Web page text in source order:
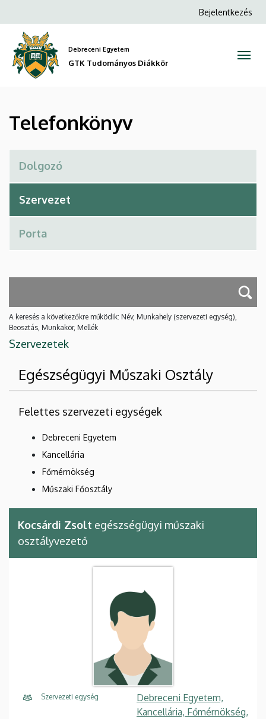
GTK
Tudományos
Diákkör
a
tartalomra
Anonim
Bejelentkezés
Debreceni Egyetem
GTK Tudományos Diákkör
Telefonkönyv
A keresés a következőkre működik: Név, Munkahely (szervezeti egység),
Beosztás, Munkakör, Mellék
Szervezetek
Egészségügyi Műszaki Osztály
Felettes szervezeti egységek
Debreceni Egyetem
Kancellária
Főmérnökség
Műszaki Főosztály
Kocsárdi Zsolt egészségügyi műszaki
osztályvezető
Szervezeti egység
Debreceni Egyetem,
Kancellária, Főmérnökség,